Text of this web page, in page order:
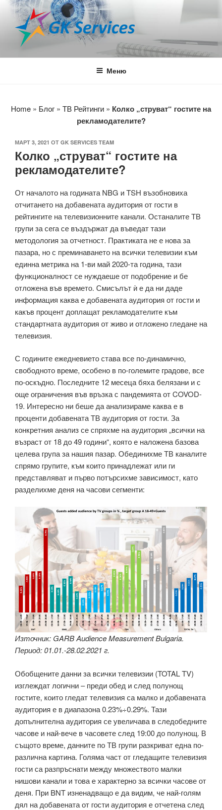
Напред
съдържанието
GK SERVICES
Media Agency
Меню
Home » Блог » ТВ Рейтинги » Колко „струват“ гостите на
рекламодателите?
ПУБЛИКУВАНО
НА
МАРТ 3, 2021 ОТ GK SERVICES TEAM
Колко „струват“ гостите на
рекламодателите?
От началото на годината NBG и TSH възобновиха
отчитането на добавената аудитория от гости в
рейтингите на телевизионните канали. Останалите ТВ
групи за сега се въздържат да въведат тази
методология за отчетност. Практиката не е нова за
пазара, но с преминаването на всички телевизии към
единна метрика на 1-ви май 2020-та година, тази
функционалност се нуждаеше от подобрение и бе
отложена във времето. Смисълът ѝ е да ни даде
информация каква е добавената аудитория от гости и
какъв процент доплащат рекламодателите към
стандартната аудитория от живо и отложено гледане на
телевизия.
С годините ежедневието става все по-динамично,
свободното време, особено в по-големите градове, все
по-оскъдно. Последните 12 месеца бяха белязани и с
още ограничения във връзка с пандемията от COVOD-
19. Интересно ни беше да анализираме каква е в
проценти добавената ТВ аудитория от гости. За
конкретния анализ се спряхме на аудитория „всички на
възраст от 18 до 49 години“, която е наложена базова
целева група за нашия пазар. Обединихме ТВ каналите
спрямо групите, към които принадлежат или ги
представляват и първо потърсихме зависимост, като
разделихме деня на часови сегменти:
Източник: GARB Audience Measurement Bulgaria.
Период: 01.01.-28.02.2021 г.
Обобщените данни за всички телевизии (TOTAL TV)
изглеждат логични – преди обед и след полунощ
гостите, които гледат телевизия са малко и добавената
аудитория е в диапазона 0.23%÷0.29%. Тази
допълнителна аудитория се увеличава в следобедните
часове и най-вече в часовете след 19:00 до полунощ. В
същото време, данните по ТВ групи разкриват една по-
различна картина. Голяма част от гледащите телевизия
гости са разпръснати между множеството малки
нишови канали и това е характерно за всички часове от
деня. При BNT изненадващо е да видим, че най-голям
дял на добавената от гости аудитория е отчетена след